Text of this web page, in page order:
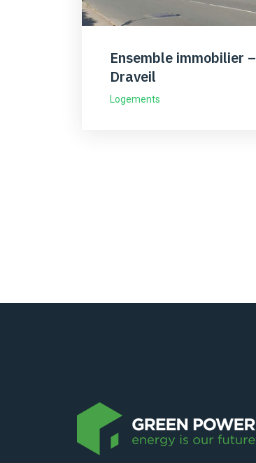
Ensemble immobilier –
Draveil
Logements